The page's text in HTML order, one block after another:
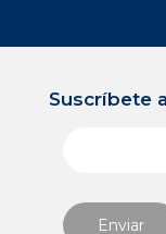
Suscríbete